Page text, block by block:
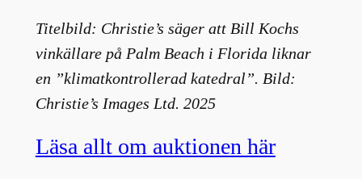
Titelbild: Christie’s säger att Bill Kochs
vinkällare på Palm Beach i Florida liknar
en ”klimatkontrollerad katedral”. Bild:
Christie’s Images Ltd. 2025
Läsa allt om auktionen här